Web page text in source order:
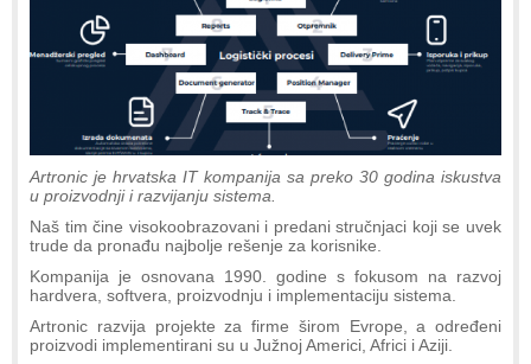
Artronic je hrvatska IT kompanija sa preko 30 godina iskustva
u proizvodnji i razvijanju sistema.
Naš tim čine visokoobrazovani i predani stručnjaci koji se uvek
trude da pronađu najbolje rešenje za korisnike.
Kompanija je osnovana 1990. godine s fokusom na razvoj
hardvera, softvera, proizvodnju i implementaciju sistema.
Artronic razvija projekte za firme širom Evrope, a određeni
proizvodi implementirani su u Južnoj Americi, Africi i Aziji.